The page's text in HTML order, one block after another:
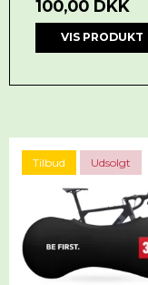
100,00 DKK
VIS PRODUKT
Tilbud Udsolgt